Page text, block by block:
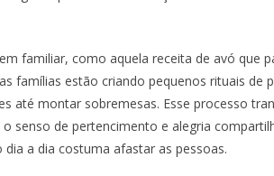
familiar, como aquela receita de avó que
famílias estão criando pequenos rituais de
até montar sobremesas. Esse processo
senso de pertencimento e alegria
a dia costuma afastar as pessoas.